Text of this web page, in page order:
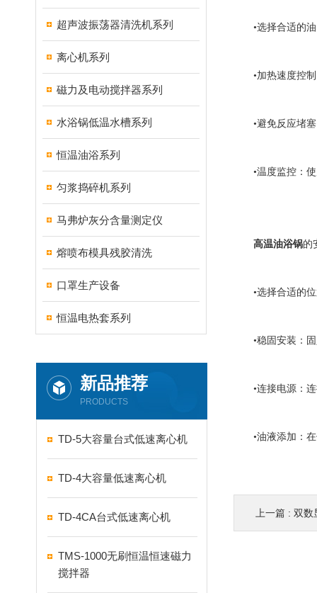
超声波振荡器清洗机系列
离心机系列
磁力及电动搅拌器系列
水浴锅低温水槽系列
恒温油浴系列
匀浆捣碎机系列
马弗炉灰分含量测定仪
熔喷布模具残胶清洗
口罩生产设备
恒温电热套系列
新品推荐
PRODUCTS
TD-5大容量台式低速离心机
TD-4大容量低速离心机
TD-4CA台式低速离心机
TMS-1000无刷恒温恒速磁力
搅拌器
•选择合适的油
•加热速度控制
•避免反应堵塞
•温度监控：使
高温油浴锅的
•选择合适的位
•稳固安装：固
•连接电源：连
•油液添加：在
上一篇 : 双数